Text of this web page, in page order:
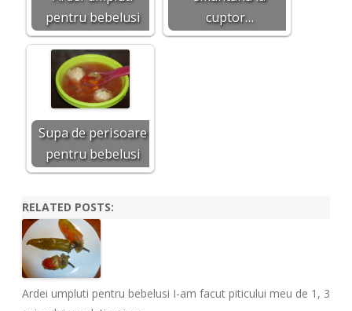
pentru bebelusi
cuptor…
Supa de perisoare
pentru bebelusi
RELATED POSTS:
Ardei umpluti pentru bebelusi I-am facut piticului meu de 1, 3